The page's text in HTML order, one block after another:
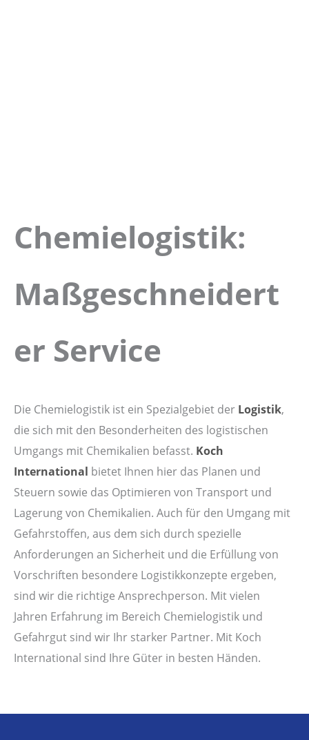
Chemielogistik:
Maßgeschneidert
er Service
Die Chemielogistik ist ein Spezialgebiet der Logistik,
die sich mit den Besonderheiten des logistischen
Umgangs mit Chemikalien befasst. Koch
International bietet Ihnen hier das Planen und
Steuern sowie das Optimieren von Transport und
Lagerung von Chemikalien. Auch für den Umgang mit
Gefahrstoffen, aus dem sich durch spezielle
Anforderungen an Sicherheit und die Erfüllung von
Vorschriften besondere Logistikkonzepte ergeben,
sind wir die richtige Ansprechperson. Mit vielen
Jahren Erfahrung im Bereich Chemielogistik und
Gefahrgut sind wir Ihr starker Partner. Mit Koch
International sind Ihre Güter in besten Händen.